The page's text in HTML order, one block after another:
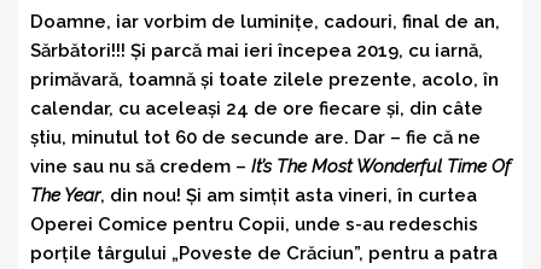
Doamne, iar vorbim de luminițe, cadouri, final de an,
Sărbători!!! Și parcă mai ieri începea 2019, cu iarnă,
primăvară, toamnă și toate zilele prezente, acolo, în
calendar, cu aceleași 24 de ore fiecare și, din câte
știu, minutul tot 60 de secunde are. Dar – fie că ne
vine sau nu să credem – It’s The Most Wonderful Time Of
The Year, din nou! Și am simțit asta vineri, în curtea
Operei Comice pentru Copii, unde s-au redeschis
porțile târgului „Poveste de Crăciun”, pentru a patra